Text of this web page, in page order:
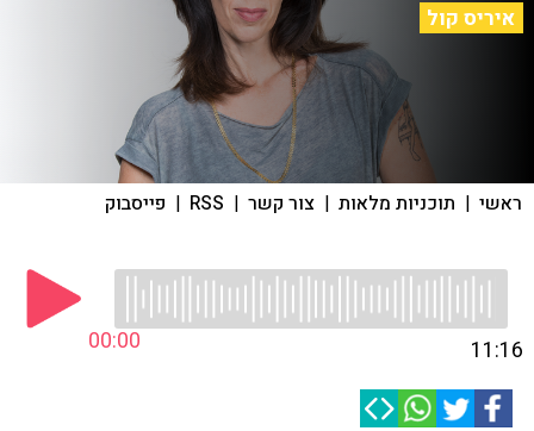
איריס קול
ראשי | תוכניות מלאות | צור קשר |
RSS
| פייסבוק
00:00 11:16